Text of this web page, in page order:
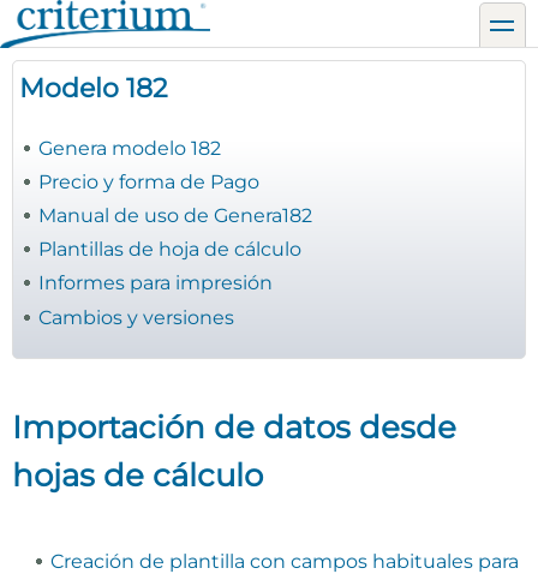
Pasar
al
contenido
principal
Modelo 182
Genera modelo 182
Precio y forma de Pago
Manual de uso de Genera182
Plantillas de hoja de cálculo
Informes para impresión
Cambios y versiones
Importación de datos desde
hojas de cálculo
Creación de plantilla con campos habituales para